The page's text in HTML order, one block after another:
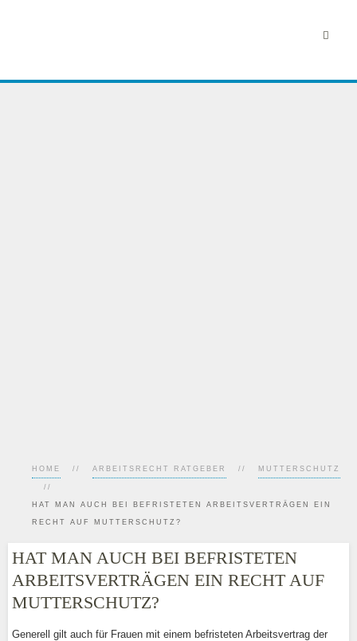
HOME ARBEITSRECHT RATGEBER MUTTERSCHUTZ
HAT MAN AUCH BEI BEFRISTETEN ARBEITSVERTRÄGEN EIN
RECHT AUF MUTTERSCHUTZ?
HAT MAN AUCH BEI BEFRISTETEN
ARBEITSVERTRÄGEN EIN RECHT AUF
MUTTERSCHUTZ?
Generell gilt auch für Frauen mit einem befristeten Arbeitsvertrag der